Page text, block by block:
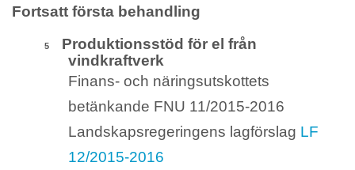
Fortsatt första behandling
5
Produktionsstöd för el från
vindkraftverk
Finans- och näringsutskottets
betänkande FNU 11/2015-2016
Landskapsregeringens lagförslag LF
12/2015-2016